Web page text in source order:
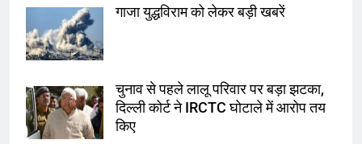
गाजा युद्धविराम को लेकर बड़ी खबरें
चुनाव से पहले लालू परिवार पर बड़ा झटका,
दिल्ली कोर्ट ने IRCTC घोटाले में आरोप तय
किए
मां को गाली पर कोर्ट का समन जारी
1